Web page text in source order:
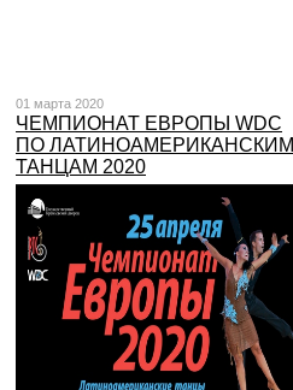
01 марта 2020
ЧЕМПИОНАТ ЕВРОПЫ WDC
ПО ЛАТИНОАМЕРИКАНСКИМ
ТАНЦАМ 2020